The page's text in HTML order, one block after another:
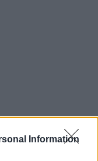
Information